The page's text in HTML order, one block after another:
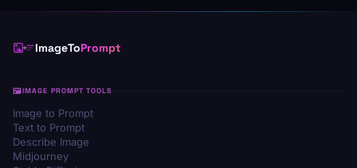
ImageToPrompt
IMAGE PROMPT TOOLS
Image to Prompt
Text to Prompt
Describe Image
Midjourney